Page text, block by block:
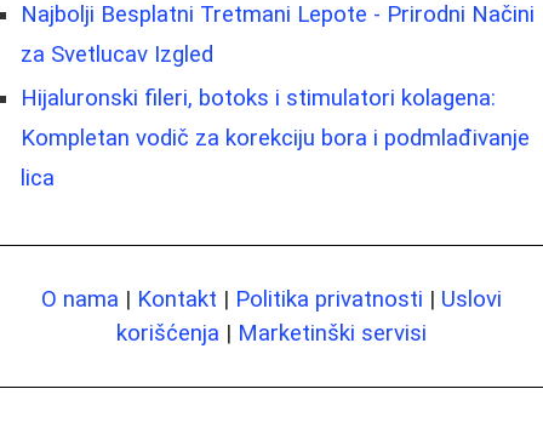
Najbolji Besplatni Tretmani Lepote - Prirodni Načini
za Svetlucav Izgled
Hijaluronski fileri, botoks i stimulatori kolagena:
Kompletan vodič za korekciju bora i podmlađivanje
lica
O nama | Kontakt | Politika privatnosti | Uslovi
korišćenja | Marketinški servisi